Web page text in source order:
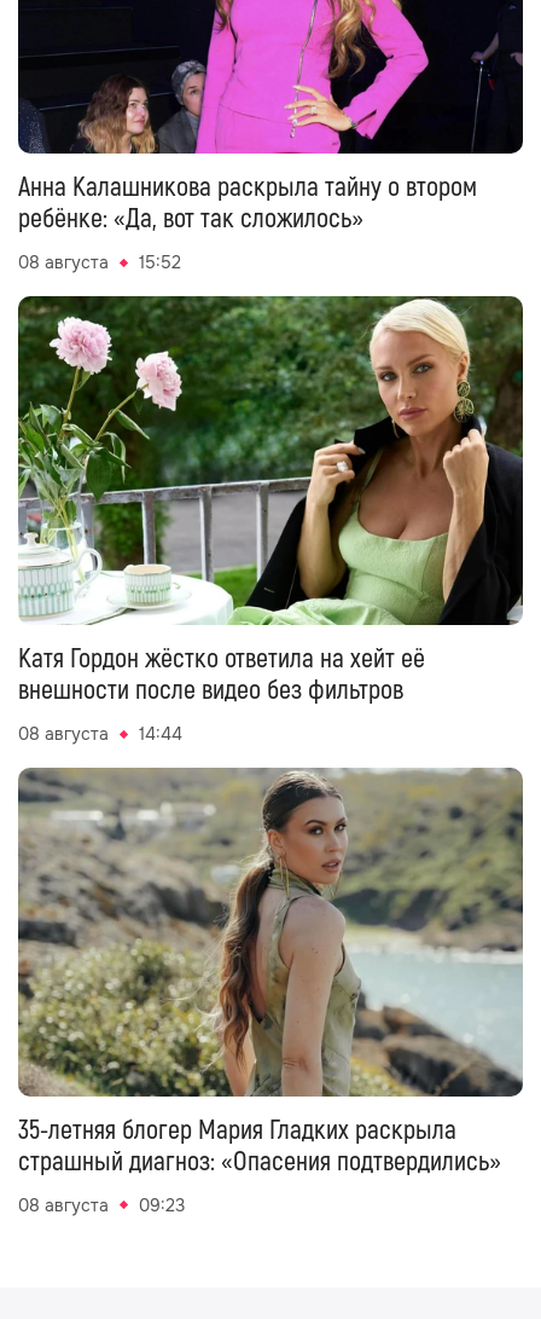
Анна Калашникова раскрыла тайну о втором
ребёнке: «Да, вот так сложилось»
08 августа 15:52
Катя Гордон жёстко ответила на хейт её
внешности после видео без фильтров
08 августа 14:44
35-летняя блогер Мария Гладких раскрыла
страшный диагноз: «Опасения подтвердились»
08 августа 09:23